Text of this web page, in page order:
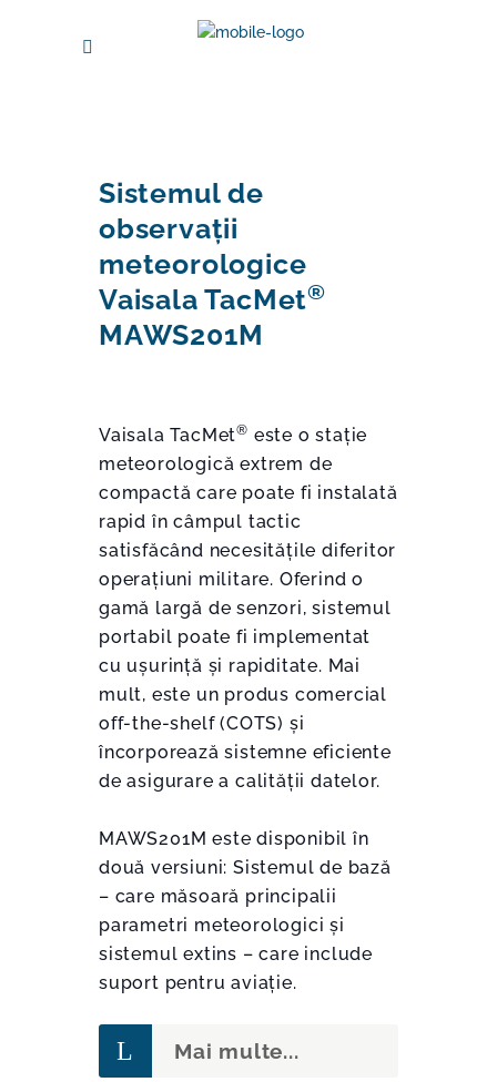
Sistemul de
observații
meteorologice
Vaisala TacMet®
MAWS201M
Vaisala TacMet® este o stație
meteorologică extrem de
compactă care poate fi instalată
rapid în câmpul tactic
satisfăcând necesitățile diferitor
operațiuni militare. Oferind o
gamă largă de senzori, sistemul
portabil poate fi implementat
cu ușurință și rapiditate. Mai
mult, este un produs comercial
off-the-shelf (COTS) și
încorporează sistemne eficiente
de asigurare a calității datelor.
MAWS201M este disponibil în
două versiuni: Sistemul de bază
– care măsoară principalii
parametri meteorologici și
sistemul extins – care include
suport pentru aviație.
Mai multe...